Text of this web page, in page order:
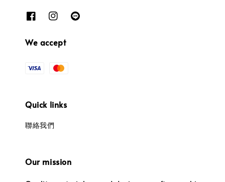
We accept
Quick links
聯絡我們
Our mission